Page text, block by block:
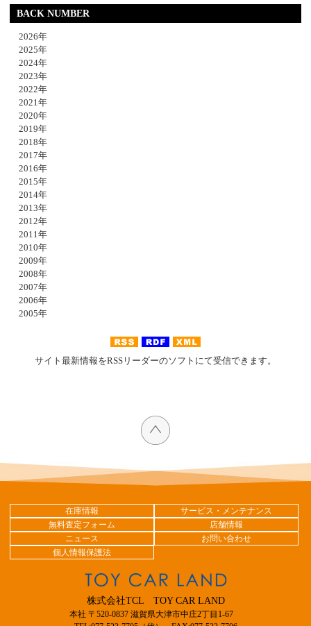
BACK NUMBER
2026年
2025年
2024年
2023年
2022年
2021年
2020年
2019年
2018年
2017年
2016年
2015年
2014年
2013年
2012年
2011年
2010年
2009年
2008年
2007年
2006年
2005年
サイト最新情報をRSSリーダーのソフトにて受信できます。
在庫情報
サービス・メンテナンス
無料査定フォーム
店舗情報
ニュース
お問い合わせ
個人情報保護法
株式会社TCL TOY CAR LAND
本社 〒520-0837 滋賀県大津市中庄2丁目1-67